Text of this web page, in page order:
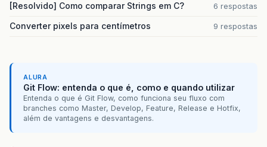
[Resolvido] Como comparar Strings em C? 6 respostas
Converter pixels para centímetros 9 respostas
ALURA
Git Flow: entenda o que é, como e quando utilizar
Entenda o que é Git Flow, como funciona seu fluxo com
branches como Master, Develop, Feature, Release e Hotfix,
além de vantagens e desvantagens.